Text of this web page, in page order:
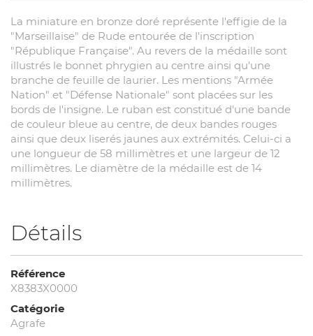
La miniature en bronze doré représente l'effigie de la
"Marseillaise" de Rude entourée de l'inscription
"République Française". Au revers de la médaille sont
illustrés le bonnet phrygien au centre ainsi qu'une
branche de feuille de laurier. Les mentions "Armée
Nation" et "Défense Nationale" sont placées sur les
bords de l'insigne. Le ruban est constitué d'une bande
de couleur bleue au centre, de deux bandes rouges
ainsi que deux liserés jaunes aux extrémités. Celui-ci a
une longueur de 58 millimètres et une largeur de 12
millimètres. Le diamètre de la médaille est de 14
millimètres.
Détails
Référence
X8383X0000
Catégorie
Agrafe